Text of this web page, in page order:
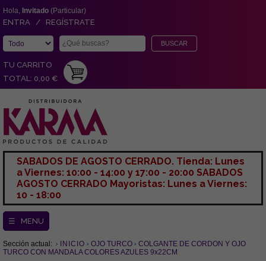
Hola, Invitado (Particular)
ENTRA / REGÍSTRATE
TU CARRITO
TOTAL: 0,00 €
SABADOS DE AGOSTO CERRADO. Tienda: Lunes
a Viernes: 10:00 - 14:00 y 17:00 - 20:00 SABADOS
AGOSTO CERRADO Mayoristas: Lunes a Viernes:
10 - 18:00
☰ MENU
Sección actual: INICIO OJO TURCO
COLGANTE DE CORDON Y OJO
TURCO CON MANDALA COLORES AZULES 9x22CM